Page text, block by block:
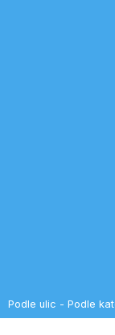
Podle ulic - Podle